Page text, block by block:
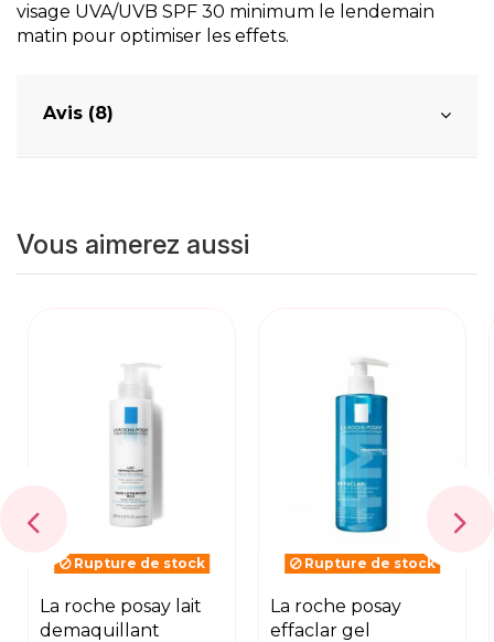
visage UVA/UVB SPF 30 minimum le lendemain
matin pour optimiser les effets.
Avis (8)
Vous aimerez aussi
Rupture de stock
la roche posay lait
demaquillant
Rupture de stock
la roche posay
effaclar gel